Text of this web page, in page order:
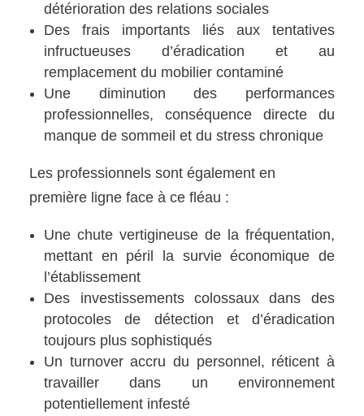
détérioration des relations sociales
Des frais importants liés aux tentatives
infructueuses d’éradication et au
remplacement du mobilier contaminé
Une diminution des performances
professionnelles, conséquence directe du
manque de sommeil et du stress chronique
Les professionnels sont également en
première ligne face à ce fléau :
Une chute vertigineuse de la fréquentation,
mettant en péril la survie économique de
l’établissement
Des investissements colossaux dans des
protocoles de détection et d’éradication
toujours plus sophistiqués
Un turnover accru du personnel, réticent à
travailler dans un environnement
potentiellement infesté